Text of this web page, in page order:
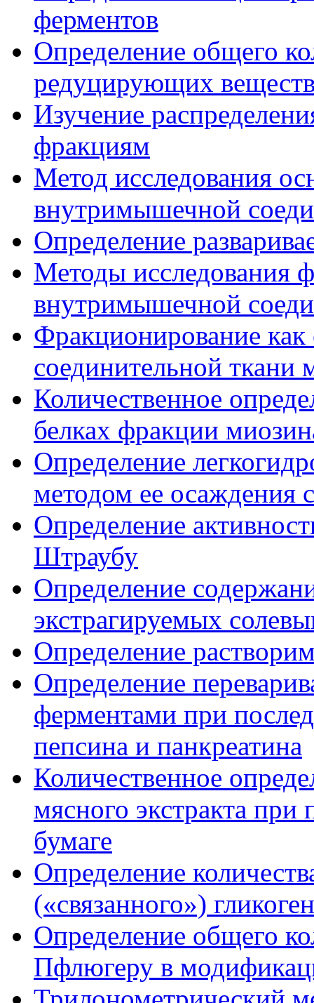
ферментов
Определение общего
редуцирующих
Изучение
фракциям
Метод исследования
внутримышечной
Определение
Методы исследования
внутримышечной
Фракционирование
соединительной ткани
Количественное
белках фракции
Определение
методом ее осаждения
Определение
Штраубу
Определение
экстрагируемых
Определение
Определение
ферментами при
пепсина и панкреатина
Количественное
мясного экстракта
бумаге
Определение
(«связанного»)
Определение общего
Пфлюгеру в